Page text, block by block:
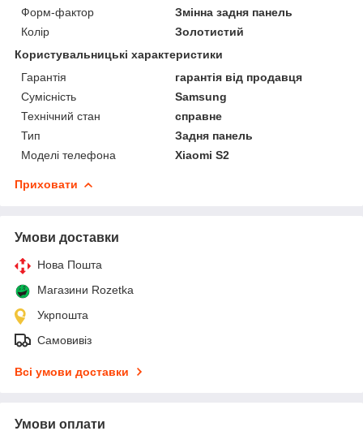
Форм-фактор
Змінна задня панель
Колір
Золотистий
Користувальницькі характеристики
Гарантія
гарантія від продавця
Сумісність
Samsung
Технічний стан
справне
Тип
Задня панель
Моделі телефона
Xiaomi S2
Приховати
Умови доставки
Нова Пошта
Магазини Rozetka
Укрпошта
Самовивіз
Всі умови доставки
Умови оплати